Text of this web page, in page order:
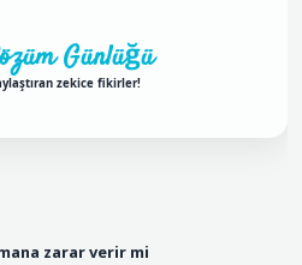
Günlüğü
zekice fikirler!
zarar verir mi